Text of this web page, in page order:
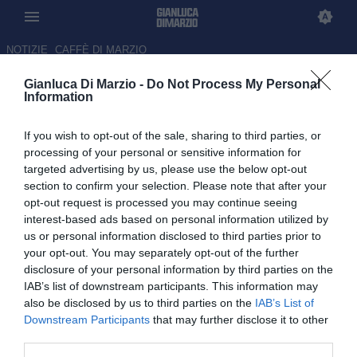
Gianluca Di Marzio - Do Not Process My Personal
Information
If you wish to opt-out of the sale, sharing to third parties, or
processing of your personal or sensitive information for
targeted advertising by us, please use the below opt-out
section to confirm your selection. Please note that after your
opt-out request is processed you may continue seeing
interest-based ads based on personal information utilized by
us or personal information disclosed to third parties prior to
your opt-out. You may separately opt-out of the further
disclosure of your personal information by third parties on the
IAB’s list of downstream participants. This information may
also be disclosed by us to third parties on the IAB’s List of
Downstream Participants that may further disclose it to other
NOTIZIE CAFFÈ DI MARZIO
Milan, inizia il ritiro anticipato
Genoa
14.05.2026 18:11 diGianluca Monaco
Il Milan ha iniziato il ritiro anticipato in vista del Genoa: la squadra
si è radunata a Milanello